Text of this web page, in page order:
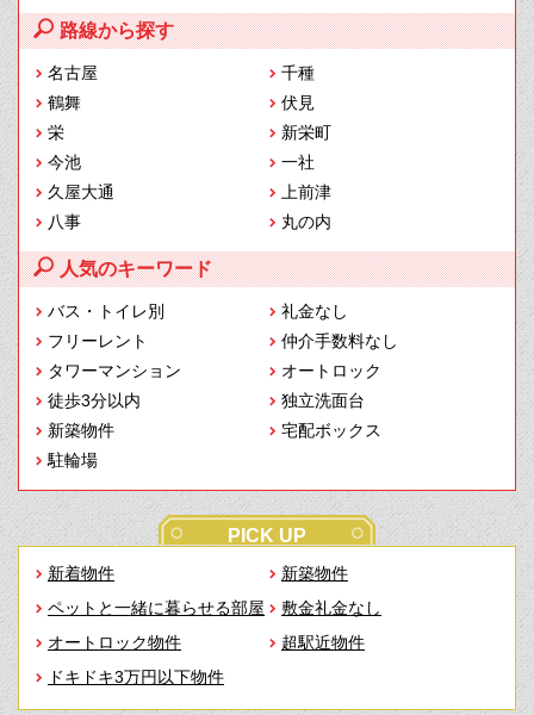
路線から探す
名古屋
千種
鶴舞
伏見
栄
新栄町
今池
一社
久屋大通
上前津
八事
丸の内
人気のキーワード
バス・トイレ別
礼金なし
フリーレント
仲介手数料なし
タワーマンション
オートロック
徒歩3分以内
独立洗面台
新築物件
宅配ボックス
駐輪場
PICK UP
新着物件
新築物件
ペットと一緒に暮らせる部屋
敷金礼金なし
オートロック物件
超駅近物件
ドキドキ3万円以下物件